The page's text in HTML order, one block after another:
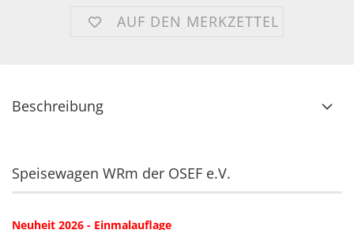
AUF DEN MERKZETTEL
Beschreibung
Speisewagen WRm der OSEF e.V.
Neuheit 2026 - Einmalauflage